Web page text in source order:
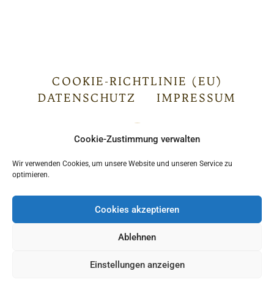
Cookie-Zustimmung verwalten
Wir verwenden Cookies, um unsere Website und unseren Service zu
optimieren.
Cookies akzeptieren
Ablehnen
Einstellungen anzeigen
COOKIE-RICHTLINIE (EU)
DATENSCHUTZ
IMPRESSUM